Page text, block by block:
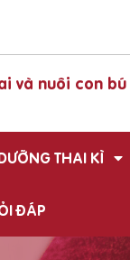
và nuôi con bú
THAI KÌ
ĐÁP